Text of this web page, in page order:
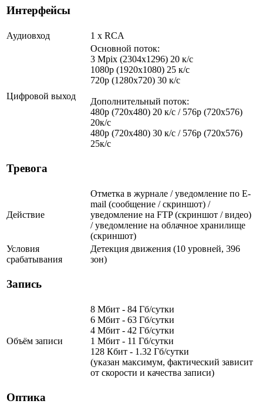
Интерфейсы
Аудиовход 1 х RCA
Цифровой выход
Основной поток:
3 Mpix (2304x1296) 20 к/с
1080p (1920x1080) 25 к/с
720p (1280x720) 30 к/с
Дополнительный поток:
480p (720x480) 20 к/с / 576p (720x576)
20к/с
480p (720x480) 30 к/с / 576p (720x576)
25к/с
Тревога
Действие
Отметка в журнале / уведомление по E-
mail (сообщение / скриншот) /
уведомление на FTP (скриншот / видео)
/ уведомление на облачное хранилище
(скриншот)
Условия
срабатывания
Детекция движения (10 уровней, 396
зон)
Запись
Объём записи
8 Мбит - 84 Гб/сутки
6 Мбит - 63 Гб/сутки
4 Мбит - 42 Гб/сутки
1 Мбит - 11 Гб/сутки
128 Кбит - 1.32 Гб/сутки
(указан максимум, фактический зависит
от скорости и качества записи)
Оптика